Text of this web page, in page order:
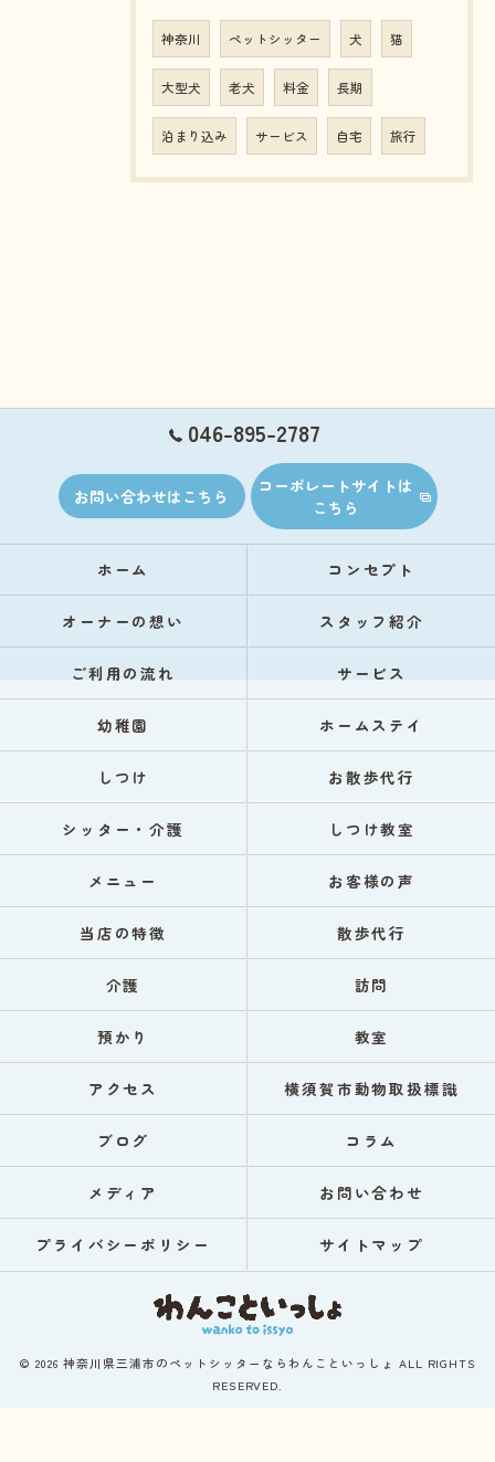
神奈川 ペットシッター 犬 猫
大型犬 老犬 料金 長期
泊まり込み サービス 自宅 旅行
046-895-2787
お問い合わせはこちら
コーポレートサイトは
こちら
ホーム コンセプト
オーナーの想い スタッフ紹介
ご利用の流れ サービス
幼稚園 ホームステイ
しつけ お散歩代行
シッター・介護 しつけ教室
メニュー お客様の声
当店の特徴 散歩代行
介護 訪問
預かり 教室
アクセス 横須賀市動物取扱標識
ブログ コラム
メディア お問い合わせ
プライバシーポリシー サイトマップ
© 2026 神奈川県三浦市のペットシッターならわんこといっしょ ALL RIGHTS
RESERVED.